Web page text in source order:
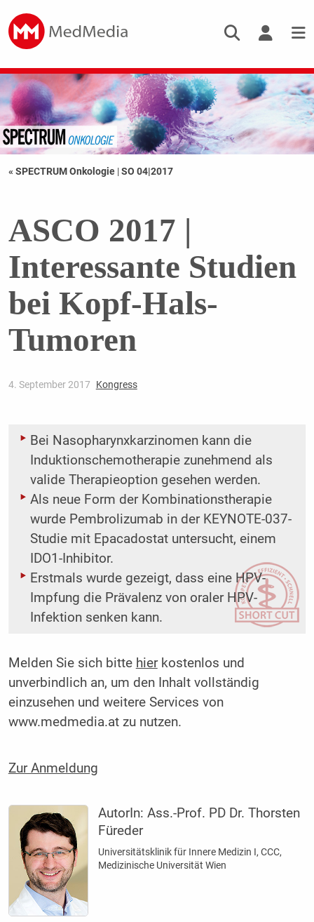
« SPECTRUM Onkologie |SO 04|2017
ASCO 2017 |
Interessante Studien
bei Kopf-Hals-
Tumoren
4. September 2017 Kongress
Bei Nasopharynxkarzinomen kann die
Induktionschemotherapie zunehmend als
valide Therapieoption gesehen werden.
Als neue Form der Kombinationstherapie
wurde Pembrolizumab in der KEYNOTE-037-
Studie mit Epacadostat untersucht, einem
IDO1-Inhibitor.
Erstmals wurde gezeigt, dass eine HPV-
Impfung die Prävalenz von oraler HPV-
Infektion senken kann.
Melden Sie sich bitte hierkostenlos und
unverbindlich an, um den Inhalt vollständig
einzusehen und weitere Services von
www.medmedia.at zu nutzen.
Zur Anmeldung
AutorIn:Ass.-Prof. PD Dr. Thorsten
Füreder
Universitätsklinik für Innere Medizin I, CCC,
Medizinische Universität Wien